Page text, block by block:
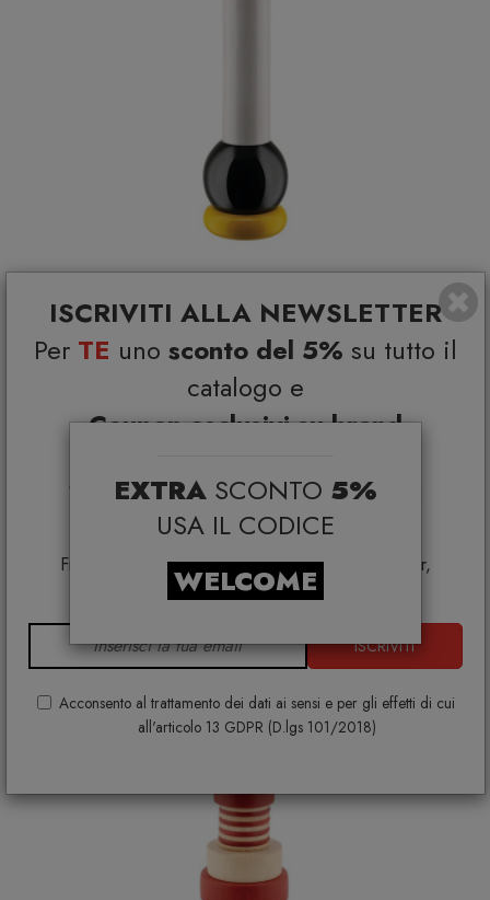
ISCRIVITI ALLA NEWSLETTER
Per TE uno sconto del 5% su tutto il
catalogo e
Coupon esclusivi su brand
*Coupon non cumulabile con altre promo e non
applicabile su:
Smeg, Bontempi Casa, Samsonite, BBB Italia,
Franke, Gufram, Memphis, Plust, Samsung, Faber,
Dunavox, Zafferano, VG, Slide
ISCRIVITI
Acconsento al trattamento dei dati ai sensi e per gli effetti di cui
all'articolo 13 GDPR (D.lgs 101/2018)
EXTRA SCONTO 5%
USA IL CODICE
WELCOME
Alessi MP0210 1 Macinasale, pepe e spezie in legno di
faggio Giallo-Nero-Bianco